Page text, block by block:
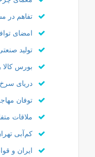
تفاهم در
امضای
تولید
بورس کالا
دریای
توفان
ملاقات
کم‌آبی
ایران و